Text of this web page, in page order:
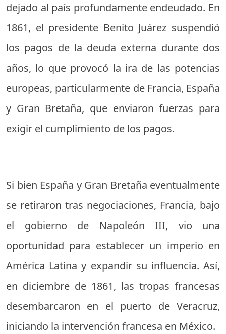
dejado al país profundamente endeudado. En
1861, el presidente Benito Juárez suspendió
los pagos de la deuda externa durante dos
años, lo que provocó la ira de las potencias
europeas, particularmente de Francia, España
y Gran Bretaña, que enviaron fuerzas para
exigir el cumplimiento de los pagos.
Si bien España y Gran Bretaña eventualmente
se retiraron tras negociaciones, Francia, bajo
el gobierno de Napoleón III, vio una
oportunidad para establecer un imperio en
América Latina y expandir su influencia. Así,
en diciembre de 1861, las tropas francesas
desembarcaron en el puerto de Veracruz,
iniciando la intervención francesa en México.